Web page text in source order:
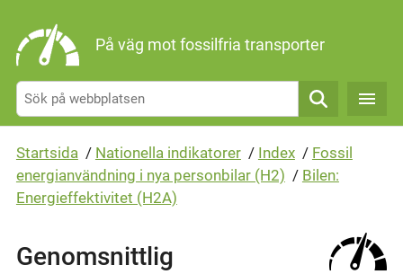
På väg mot fossilfria transporter
Sök
Startsida / Nationella indikatorer / Index / Fossil
energianvändning i nya personbilar (H2) / Bilen:
Energieffektivitet (H2A)
Genomsnittlig